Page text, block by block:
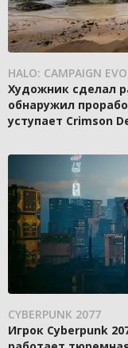
HALO: CAMPAIGN
Художник сделал
обнаружил
уступает Crimson
CYBERPUNK 2077
Игрок Cyberpunk